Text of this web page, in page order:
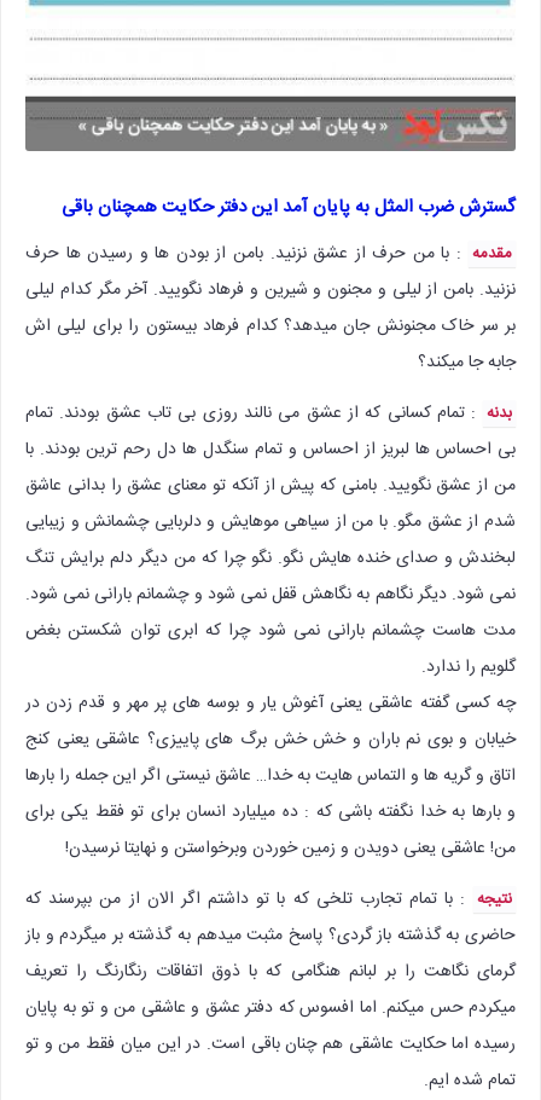
گسترش ضرب المثل به پایان آمد این دفتر حکایت همچنان باقی
مقدمه : با من حرف از عشق نزنید. بامن از بودن ها و رسیدن ها حرف
نزنید. بامن از لیلی و مجنون و شیرین و فرهاد نگویید. آخر مگر کدام لیلی
بر سر خاک مجنونش جان میدهد؟ کدام فرهاد بیستون را برای لیلی اش
جابه جا میکند؟
بدنه : تمام کسانی که از عشق می نالند روزی بی تاب عشق بودند. تمام
بی احساس ها لبریز از احساس و تمام سنگدل ها دل رحم ترین بودند. با
من از عشق نگویید. بامنی که پیش از آنکه تو معنای عشق را بدانی عاشق
شدم از عشق مگو. با من از سیاهی موهایش و دلربایی چشمانش و زیبایی
لبخندش و صدای خنده هایش نگو. نگو چرا که من دیگر دلم برایش تنگ
نمی شود. دیگر نگاهم به نگاهش قفل نمی شود و چشمانم بارانی نمی شود.
مدت هاست چشمانم بارانی نمی شود چرا که ابری توان شکستن بغض
گلویم را ندارد.
چه کسی گفته عاشقی یعنی آغوش یار و بوسه های پر مهر و قدم زدن در
خیابان و بوی نم باران و خش خش برگ های پاییزی؟ عاشقی یعنی کنج
اتاق و گریه ها و التماس هایت به خدا… عاشق نیستی اگر این جمله را بارها
و بارها به خدا نگفته باشی که : ده میلیارد انسان برای تو فقط یکی برای
من! عاشقی یعنی دویدن و زمین خوردن وبرخواستن و نهایتا نرسیدن!
نتیجه : با تمام تجارب تلخی که با تو داشتم اگر الان از من بپرسند که
حاضری به گذشته باز گردی؟ پاسخ مثبت میدهم به گذشته بر میگردم و باز
گرمای نگاهت را بر لبانم هنگامی که با ذوق اتفاقات رنگارنگ را تعریف
میکردم حس میکنم. اما افسوس که دفتر عشق و عاشقی من و تو به پایان
رسیده اما حکایت عاشقی هم چنان باقی است. در این میان فقط من و تو
تمام شده ایم.